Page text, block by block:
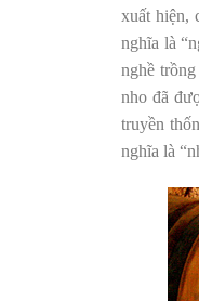
xuất hiện,
nghĩa là
nghề
nho đã
truyền
nghĩa là